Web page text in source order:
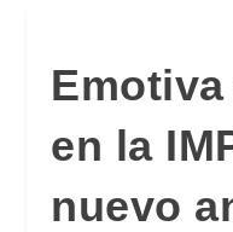
en la
nuevo